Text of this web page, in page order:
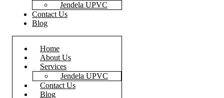
Jendela UPVC
Contact Us
Blog
Home
About Us
Services
Jendela UPVC
Contact Us
Blog